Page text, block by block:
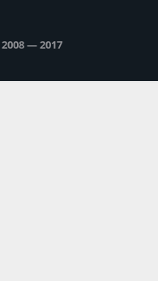
— 2017